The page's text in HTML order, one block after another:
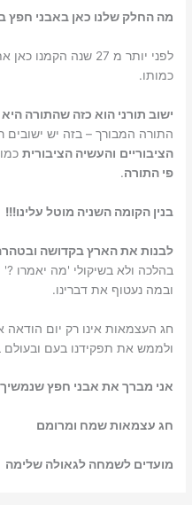
מה החלק שלנו כאן באבני חפץ
לפני יותר מ 27 שנה
כמותו.
ישוב תורני הוא כזה שהתורה היא
התורה המבורך – בזה יש ישובים
הציבוריים והעשיה הציבורית
פי התורה.
בנין הקומה השניה מוטל עלינו!!!
לבנות את הארץ בקדושה
בהלכה ולא בשיקולי 'מה יאמרו ?'
ובמה נעטוף את דברינו.
חג העצמאות אינו רק יום
ולממש את תפקידנו בעם ובעולם
אני מברך את אבני חפץ שנמשיך
חג עצמאות שמח ומרומם
מועדים לשמחה לגאולה שלימה